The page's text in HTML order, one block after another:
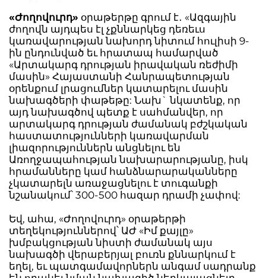
«Ժողովուրդ» օրաթերթը գրում է․ «Ազգային
ժողովն այդպես էլ չքննարկեց դեռեւս
կառավարության նախորդ նիտում հուլիսի 9-
ին ընդունված եւ հրատապ համարված
«Արտակարգ դրության իրավական ռեժիմի
մասին» Հայաստանի Հանրապետության
օրենքում լրացումներ կատարելու մասին
նախագծերի փաթեթը: Նախ` նկատենք, որ
այդ նախագծով պետք է սահմանվեր, որ
արտակարգ դրության ժամանակ բժշկական
հաստատությունների կառավարման
լիազորություններն անցնելու են
Առողջապահության նախարարությանը, իսկ
հրամանները կամ հանձնարարականները
չկատարելն առաջացնելու է տուգանքի
նշանակում՝ 300-500 հազար դրամի չափով:
Եվ, ահա, «Ժողովուրդ» օրաթերթի
տեղեկություններով՝ ԱԺ «Իմ քայլը»
խմբակցության նիստի ժամանակ այս
նախագծի վերաբերյալ բուռն քննարկում է
եղել, եւ պատգամավորներն անգամ սադրանք